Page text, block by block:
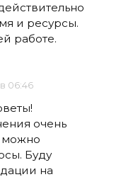
и ресурсы.
работе.
06:46
очень
можно
Буду
на